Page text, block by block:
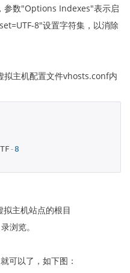
参数"Options Indexes"表示启
8"设置字符集，以消除
拟主机配置文件vhosts.conf内
-8
主机站点的根目
浏览。
可以了，如下图：